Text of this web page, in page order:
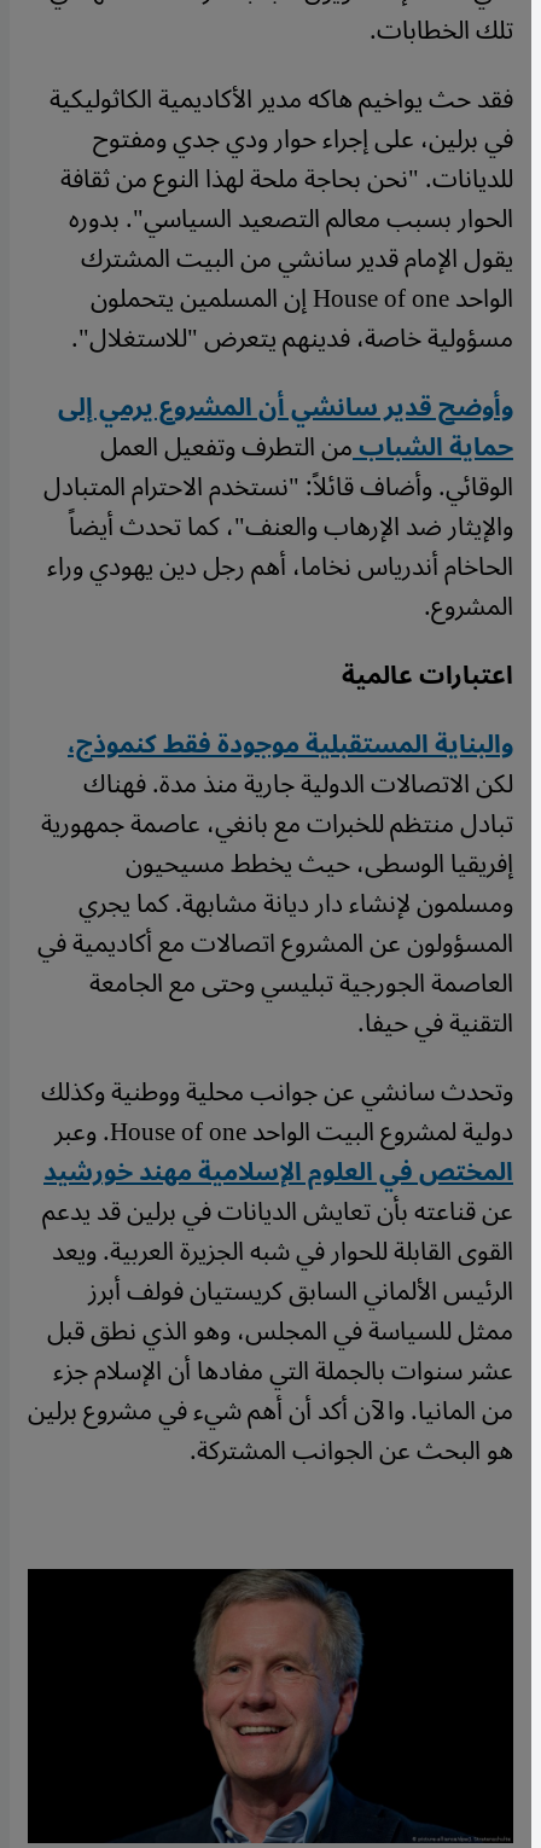
تلك الخطابات.
فقد حث يواخيم هاكه مدير الأكاديمية الكاثوليكية
في برلين، على إجراء حوار ودي جدي ومفتوح
للديانات. "نحن بحاجة ملحة لهذا النوع من ثقافة
الحوار بسبب معالم التصعيد السياسي". بدوره
يقول الإمام قدير سانشي من البيت المشترك
الواحد House of one إن المسلمين يتحملون
مسؤولية خاصة، فدينهم يتعرض "للاستغلال".
وأوضح قدير سانشي أن المشروع يرمي إلى
حماية الشبابمن التطرف وتفعيل العمل
الوقائي. وأضاف قائلاً: "نستخدم الاحترام المتبادل
والإيثار ضد الإرهاب والعنف"، كما تحدث أيضاً
الحاخام أندرياس نخاما، أهم رجل دين يهودي وراء
المشروع.
اعتبارات عالمية
والبناية المستقبلية موجودة فقط كنموذج،
لكن الاتصالات الدولية جارية منذ مدة. فهناك
تبادل منتظم للخبرات مع بانغي، عاصمة جمهورية
إفريقيا الوسطى، حيث يخطط مسيحيون
ومسلمون لإنشاء دار ديانة مشابهة. كما يجري
المسؤولون عن المشروع اتصالات مع أكاديمية في
العاصمة الجورجية تبليسي وحتى مع الجامعة
التقنية في حيفا.
وتحدث سانشي عن جوانب محلية ووطنية وكذلك
دولية لمشروع البيت الواحد House of one. وعبر
المختص في العلوم الإسلامية مهند خورشيد
عن قناعته بأن تعايش الديانات في برلين قد يدعم
القوى القابلة للحوار في شبه الجزيرة العربية. ويعد
الرئيس الألماني السابق كريستيان فولف أبرز
ممثل للسياسة في المجلس، وهو الذي نطق قبل
عشر سنوات بالجملة التي مفادها أن الإسلام جزء
من المانيا. والآن أكد أن أهم شيء في مشروع برلين
هو البحث عن الجوانب المشتركة.